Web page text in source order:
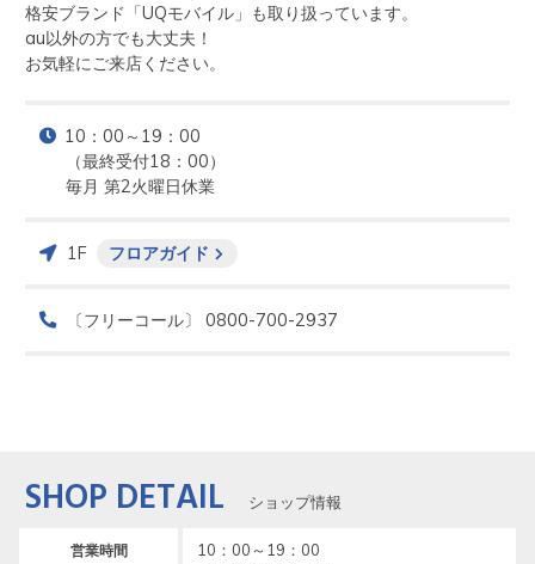
格安ブランド「UQモバイル」も取り扱っています。
au以外の方でも大丈夫！
お気軽にご来店ください。
10：00～19：00
（最終受付18：00）
毎月 第2火曜日休業
1F フロアガイド
〔フリーコール〕 0800-700-2937
SHOP DETAIL ショップ情報
営業時間
10：00～19：00